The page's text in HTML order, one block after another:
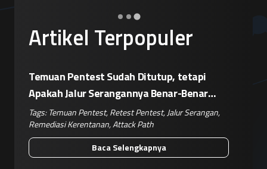
Artikel Terpopuler
Temuan Pentest Sudah Ditutup, tetapi
Apakah Jalur Serangannya Benar-Benar
Terputus?
Tags: Temuan Pentest,Retest Pentest,Jalur Serangan,
Remediasi Kerentanan,Attack Path
Baca Selengkapnya